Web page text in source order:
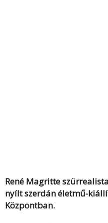
René Magritte
nyílt szerdán életmű-
Központban.